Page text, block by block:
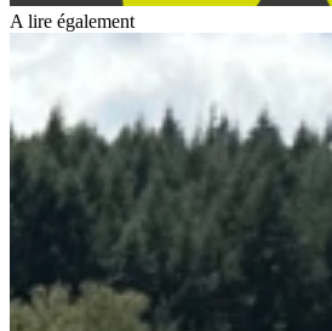
A lire également